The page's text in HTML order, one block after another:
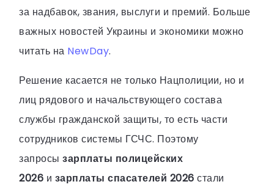
за надбавок, звания, выслуги и премий. Больше
важных новостей Украины и экономики можно
читать на NewDay.
Решение касается не только Нацполиции, но и
лиц рядового и начальствующего состава
службы гражданской защиты, то есть части
сотрудников системы ГСЧС. Поэтому
запросы зарплаты полицейских
2026 и зарплаты спасателей 2026 стали